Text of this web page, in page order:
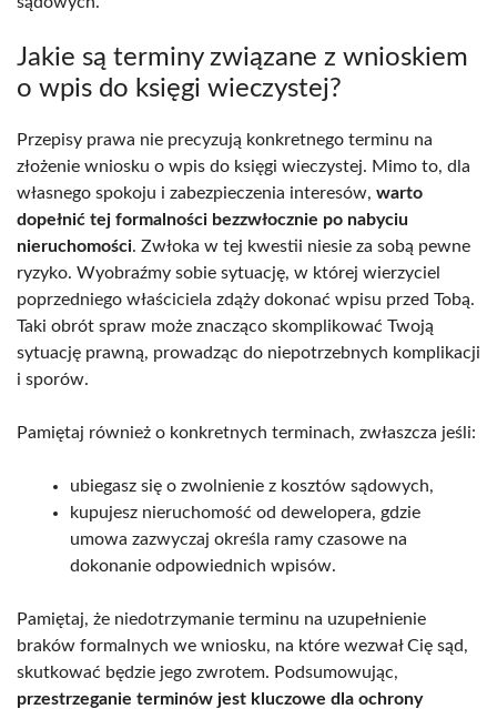
Jakie są terminy związane z wnioskiem
o wpis do księgi wieczystej?
Przepisy prawa nie precyzują konkretnego terminu na
złożenie wniosku o wpis do księgi wieczystej. Mimo to, dla
własnego spokoju i zabezpieczenia interesów, warto
dopełnić tej formalności bezzwłocznie po nabyciu
nieruchomości. Zwłoka w tej kwestii niesie za sobą pewne
ryzyko. Wyobraźmy sobie sytuację, w której wierzyciel
poprzedniego właściciela zdąży dokonać wpisu przed Tobą.
Taki obrót spraw może znacząco skomplikować Twoją
sytuację prawną, prowadząc do niepotrzebnych komplikacji
i sporów.
Pamiętaj również o konkretnych terminach, zwłaszcza jeśli:
ubiegasz się o zwolnienie z kosztów sądowych,
kupujesz nieruchomość od dewelopera, gdzie
umowa zazwyczaj określa ramy czasowe na
dokonanie odpowiednich wpisów.
Pamiętaj, że niedotrzymanie terminu na uzupełnienie
braków formalnych we wniosku, na które wezwał Cię sąd,
skutkować będzie jego zwrotem. Podsumowując,
przestrzeganie terminów jest kluczowe dla ochrony